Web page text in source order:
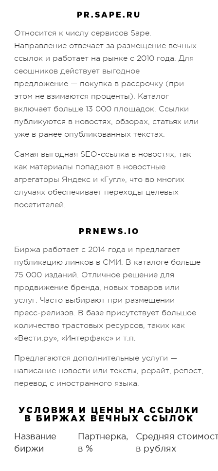
PR.SAPE.RU
Относится к числу сервисов Sape.
Направление отвечает за размещение вечных
ссылок и работает на рынке с 2010 года. Для
сеошников действует выгодное
предложение — покупка в рассрочку (при
этом не взимаются проценты). Каталог
включает больше 13 000 площадок. Ссылки
публикуются в новостях, обзорах, статьях или
уже в ранее опубликованных текстах.
Самая выгодная SEO-ссылка в новостях, так
как материалы попадают в новостные
агрегаторы Яндекс и «Гугл», что во многих
случаях обеспечивает переходы целевых
посетителей.
PRNEWS.IO
Биржа работает с 2014 года и предлагает
публикацию линков в СМИ. В каталоге больше
75 000 изданий. Отличное решение для
продвижение бренда, новых товаров или
услуг. Часто выбирают при размещении
пресс-релизов. В базе присутствует большое
количество трастовых ресурсов, таких как
«Вести.ру», «Интерфакс» и т.п.
Предлагаются дополнительные услуги —
написание новости или тексты, рерайт, репост,
перевод с иностранного языка.
УСЛОВИЯ И ЦЕНЫ НА ССЫЛКИ
В БИРЖАХ ВЕЧНЫХ ССЫЛОК
Название
биржи
Партнерка,
в %
Средняя
в рублях